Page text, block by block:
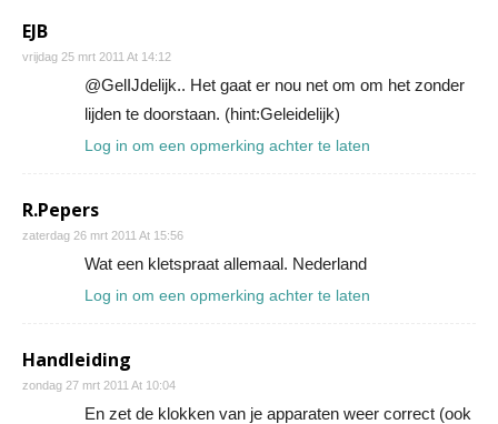
EJB
vrijdag 25 mrt 2011 At 14:12
@GelIJdelijk.. Het gaat er nou net om om het zonder
lijden te doorstaan. (hint:Geleidelijk)
Log in om een opmerking achter te laten
R.Pepers
zaterdag 26 mrt 2011 At 15:56
Wat een kletspraat allemaal. Nederland
Log in om een opmerking achter te laten
Handleiding
zondag 27 mrt 2011 At 10:04
En zet de klokken van je apparaten weer correct (ook